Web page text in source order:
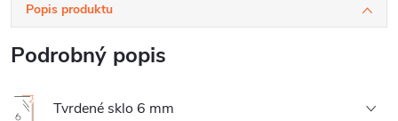
Popis produktu
Podrobný popis
Tvrdené sklo 6 mm